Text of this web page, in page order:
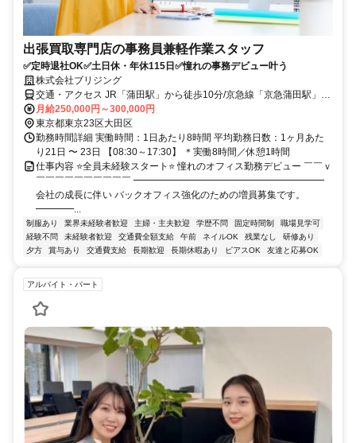
出張買取専門店の事務員兼軽作業スタッフ
✅定時退社OK✅土日休・年休115日✅憧れの事務デビュー叶う
株式会社ブリジング
交通・アクセス JR「蒲田駅」から徒歩10分/京急線「京急蒲田駅」か
ら徒歩15分/京急線「雑色駅」から徒歩5分
月給250,000円～300,000円
東京都東京23区大田区
勤務時間詳細 実働時間：1日あたり8時間 平均勤務日数：1ヶ月あた
り21日 〜 23日 【08:30～17:30】 ＊実働8時間／休憩1時間
仕事内容 ⭐全員未経験スタート⭐ 憧れのオフィス勤務デビュー ￣￣ｖ
￣￣￣￣￣￣￣￣￣￣ ━━━━━━━━━━━━━━━━━━━━
会社の成長に伴い バックオフィス強化のための増員募集です。
━━━━...
制服あり 業界未経験者歓迎 主婦・主夫歓迎 学歴不問 固定時間制
職場見学可
経験不問
未経験者歓迎 交通費全額支給 午前 ネイルOK 残業なし
研修あり
夕方
賞与あり 交通費支給 長期歓迎 長期休暇あり ピアスOK 友達と応募OK
アルバイト・パート